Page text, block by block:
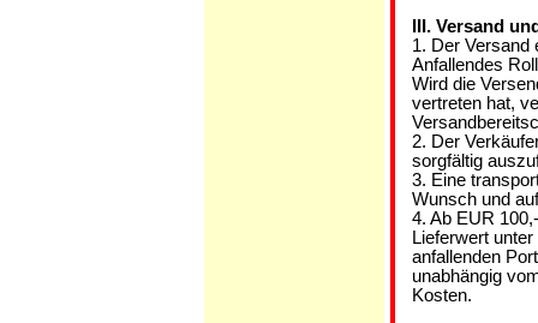
III. Versand
1. Der Versand
Anfallendes
Wird die
vertreten hat,
2. Der
sorgfältig
3. Eine
Wunsch und
4. Ab EUR
Lieferwert
anfallenden
unabhängig
Kosten.